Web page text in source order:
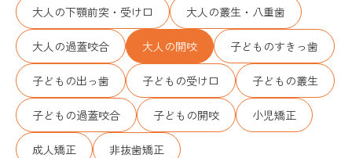
大人の下顎前突・受け口 大人の叢生・八重歯
大人の過蓋咬合 大人の開咬 子どものすきっ歯
子どもの出っ歯 子どもの受け口 子どもの叢生
子どもの過蓋咬合 子どもの開咬 小児矯正
成人矯正 非抜歯矯正